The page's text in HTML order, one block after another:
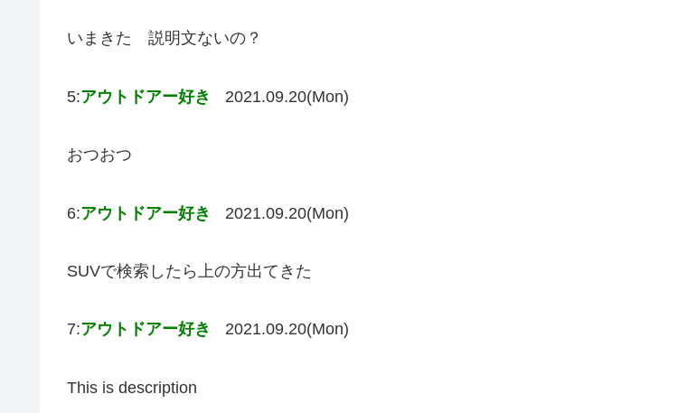
いまきた 説明文ないの？
5:アウトドアー好き 2021.09.20(Mon)
おつおつ
6:アウトドアー好き 2021.09.20(Mon)
SUVで検索したら上の方出てきた
7:アウトドアー好き 2021.09.20(Mon)
This is description